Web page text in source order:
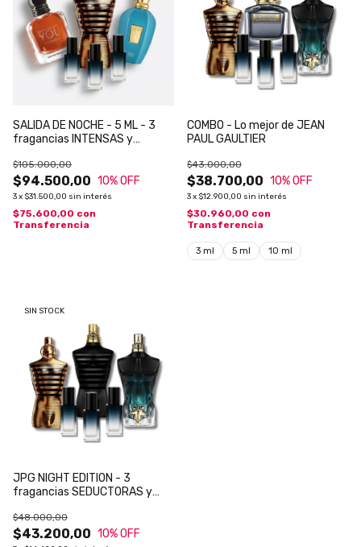
SALIDA DE NOCHE - 5 ML - 3
fragancias INTENSAS y
$94.500,00
$105.000,00
10% OFF
3x $31.500,00 sin interés
$75.600,00 con
Transferencia
COMBO - Lo mejor de JEAN
PAUL GAULTIER
$38.700,00
$43.000,00
10% OFF
3x $12.900,00 sin interés
$30.960,00 con
Transferencia
3 ml 5 ml 10 ml
SIN STOCK
JPG NIGHT EDITION - 3
fragancias SEDUCTORAS y
$43.200,00
$48.000,00
10% OFF